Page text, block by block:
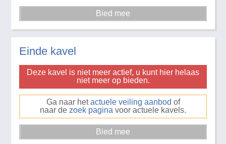
Einde kavel
Deze kavel is niet meer actief, u kunt hier helaas
niet meer op bieden.
Ga naar hetactuele veiling aanbod of
naar de zoek pagina voor actuele kavels.